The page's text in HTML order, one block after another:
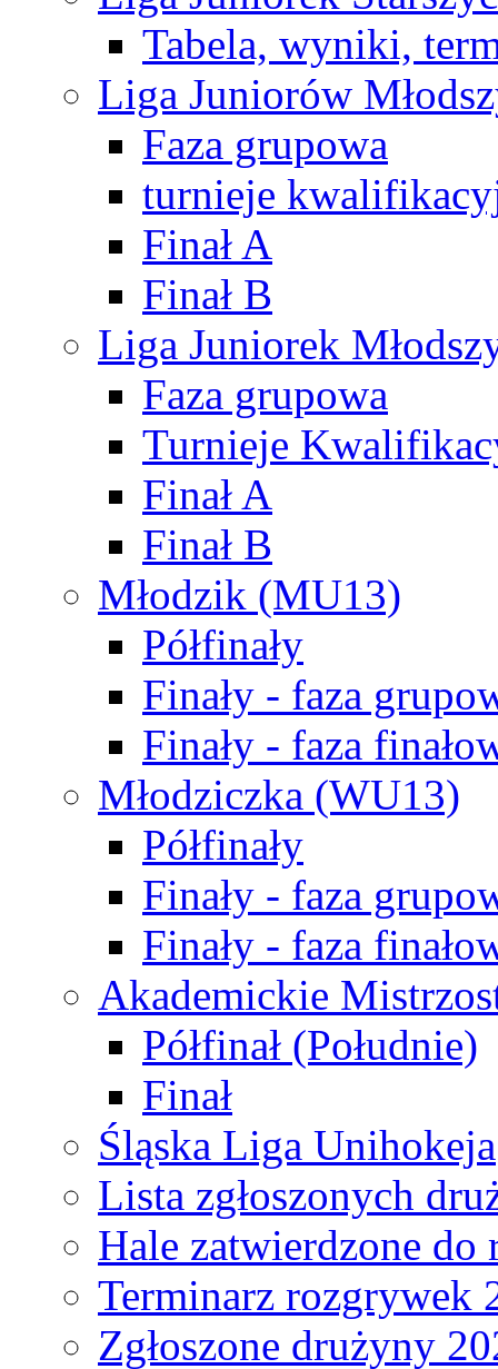
Tabela, wyniki,
Liga Juniorów
Faza grupowa
turnieje
Finał A
Finał B
Liga Juniorek
Faza grupowa
Turnieje
Finał A
Finał B
Młodzik (MU13)
Półfinały
Finały - faza
Finały - faza
Młodziczka (WU13)
Półfinały
Finały - faza
Finały - faza
Akademickie
Półfinał (Południe)
Finał
Śląska Liga Unihokeja
Lista zgłoszonych
Hale zatwierdzone do
Terminarz rozgrywek
Zgłoszone drużyny